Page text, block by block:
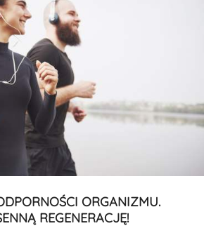
ORGANIZMU.
REGENERACJĘ!